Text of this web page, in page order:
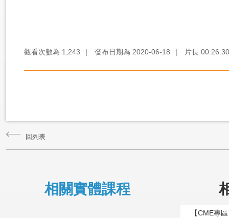
觀看次數為 1,243 | 發布日期為 2020-06-18 | 片長 00:26:30
回列表
相關實體課程
【CME專